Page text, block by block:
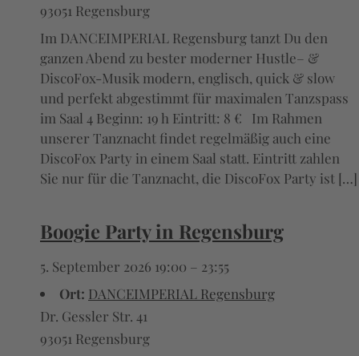
93051 Regensburg
Im DANCEIMPERIAL Regensburg tanzt Du den
ganzen Abend zu bester moderner Hustle– &
DiscoFox-Musik modern, englisch, quick & slow
und perfekt abgestimmt für maximalen Tanzspass
im Saal 4 Beginn: 19 h Eintritt: 8 € Im Rahmen
unserer Tanznacht findet regelmäßig auch eine
DiscoFox Party in einem Saal statt. Eintritt zahlen
Sie nur für die Tanznacht, die DiscoFox Party ist […]
Boogie Party in Regensburg
5. September 2026 19:00 – 23:55
Ort: DANCEIMPERIAL Regensburg
Dr. Gessler Str. 41
93051 Regensburg